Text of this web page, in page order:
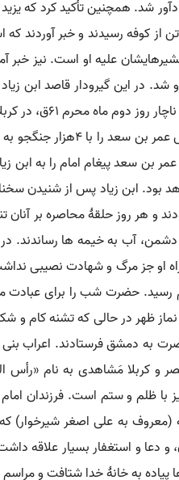
شد. همچنین تأکید کرد که
کوفه رسیدند و خبر آوردند که
علیه او است. نیز خبر
شد. در این گیرودار قاصد ابن
فرمان بعدی
بر آنان تمام کرد.
عمر بن سعد پیغام امام را به
بود. ابن زیاد پس از شنیدن
و هر روز حلقۀ محاصره بر
آب به خیمه ها رساندند.
او جز مرگ و شهادت نصیبی
نماز ظهر در حالی که تشنه کام
به دمشق فرستادند. اعراب
و کربلا مَشاهدی به نام «رأس
با ظلم و ستم است. فرزندان
(معروف به علی اصغر
و دعا و استغفار بسیار
پیاده به خانۀ خدا شتافت و